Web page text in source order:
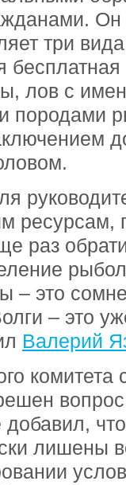
Он
три
лов с
породами
ресурсам,
раз
– это
– это
Валерий
комитета
лишены